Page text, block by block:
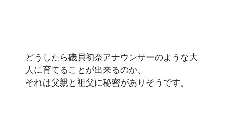
どうしたら磯貝初奈アナウンサーのような大
人に育てることが出来るのか、
それは父親と祖父に秘密がありそうです。